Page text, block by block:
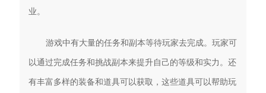
业。
游戏中有大量的任务和副本等待玩家去完成。玩家可
以通过完成任务和挑战副本来提升自己的等级和实力。还
有丰富多样的装备和道具可以获取，这些道具可以帮助玩